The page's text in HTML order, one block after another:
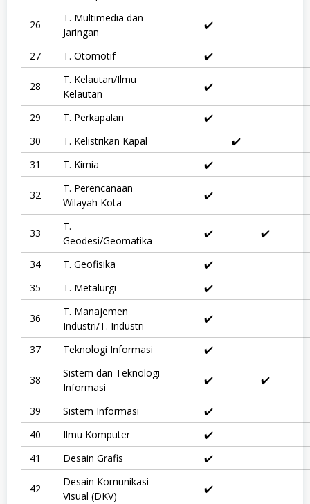
2
S
s
t
a
B
u
a
y
,
m
u
J
r
u
s
a
,
e
i
,
S
o
s
l
d
26
T. Multimedia dan
Jaringan
✔️
27 T. Otomotif ✔️
28
T. Kelautan/Ilmu
Kelautan
✔️
29 T. Perkapalan
✔️
30
T. Kelistrikan Kapal
✔️
31
T. Kimia ✔️
32
T. Perencanaan
Wilayah Kota
✔️
33
T.
Geodesi/Geomatika
✔️ ✔️
34 T. Geofisika
✔️
35
T. Metalurgi ✔️
36
T. Manajemen
Industri/T. Industri
✔️
37 Teknologi Informasi ✔️
38
Sistem dan Teknologi
Informasi
✔️ ✔️
39 Sistem Informasi
✔️
40
Ilmu Komputer
✔️
41
Desain Grafis ✔️
42
Desain Komunikasi
Visual (DKV)
✔️